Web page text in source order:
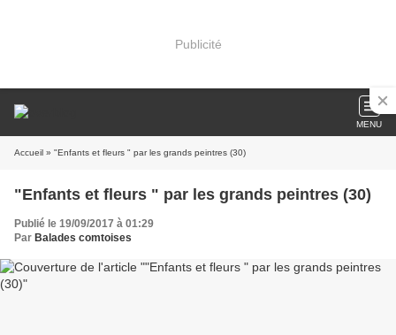
Publicité
MENU
Accueil » "Enfants et fleurs " par les grands peintres (30)
"Enfants et fleurs " par les grands peintres (30)
Publié le 19/09/2017 à 01:29
Par Balades comtoises